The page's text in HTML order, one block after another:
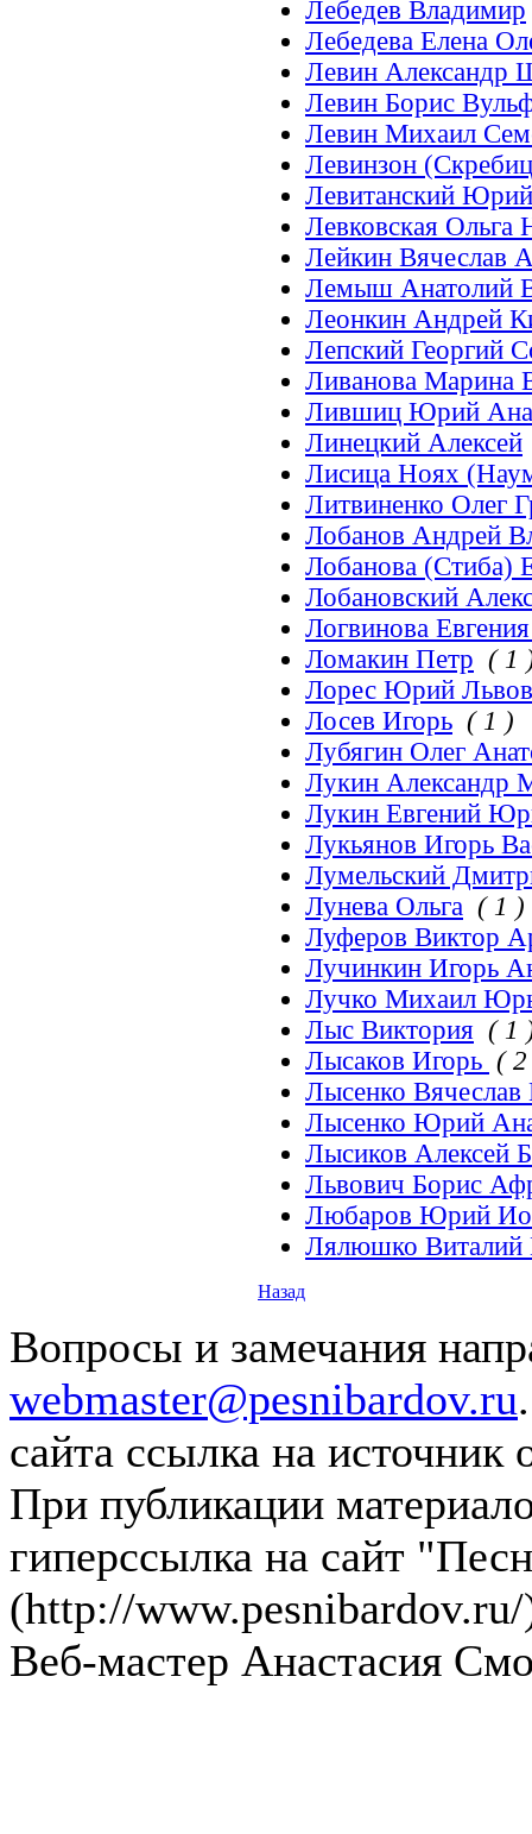
Лебедев Владимир
Лебедева Елена
Левин Александр
Левин Борис
Левин Михаил
Левинзон
Левитанский
Левковская Ольга
Лейкин Вячеслав
Лемыш Анатолий
Леонкин Андрей
Лепский Георгий
Ливанова Марина
Лившиц Юрий
Линецкий Алексей
Лисица Ноях
Литвиненко Олег
Лобанов Андрей
Лобанова (Стиба)
Лобановский
Логвинова
Ломакин Петр ( 1
Лорес Юрий
Лосев Игорь ( 1 )
Лубягин Олег
Лукин Александр
Лукин Евгений
Лукьянов Игорь
Лумельский
Лунева Ольга ( 1 )
Луферов Виктор
Лучинкин Игорь
Лучко Михаил
Лыс Виктория ( 1
Лысаков Игорь (
Лысенко Вячеслав
Лысенко Юрий
Лысиков Алексей
Львович Борис
Любаров Юрий
Лялюшко Виталий
Назад
Вопросы и замечания
webmaster@pesnibardov.ru
сайта ссылка на источник
При публикации
гиперссылка на сайт
(http://
Веб-мастер Анастасия